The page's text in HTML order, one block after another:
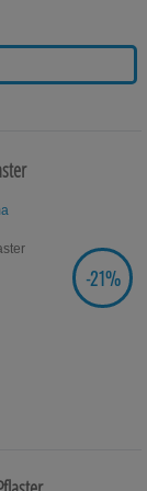
SIE SPAREN
-21%